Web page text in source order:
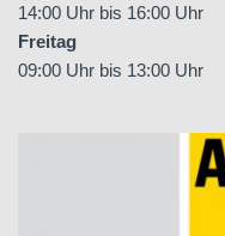
14:00 Uhr bis 16:00 Uhr
Freitag
09:00 Uhr bis 13:00 Uhr